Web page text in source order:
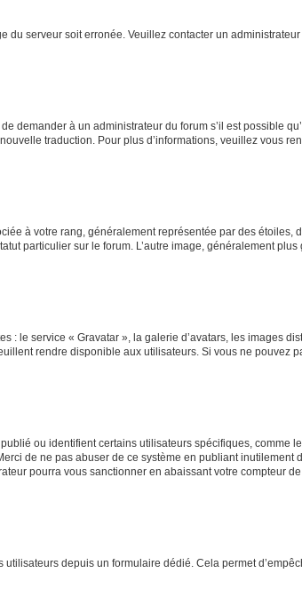
du serveur soit erronée. Veuillez contacter un
demander à un administrateur du forum s’il est possible
traduction. Pour plus d’informations, veuillez vous
à votre rang, généralement représentée par des étoiles,
particulier sur le forum. L’autre image, généralement plus
: le service « Gravatar », la galerie d’avatars, les images
rendre disponible aux utilisateurs. Si vous ne pouvez
ou identifient certains utilisateurs spécifiques, comme
de ne pas abuser de ce système en publiant inutilement
pourra vous sanctionner en abaissant votre compteur de
depuis un formulaire dédié. Cela permet